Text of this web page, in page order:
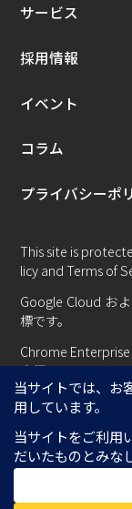
サービス
採用情報
イベント
コラム
プライバシーポ
This site is
licyandTerms of
Google Cloud お
標です。
Chrome
商標です。
Copyright ©